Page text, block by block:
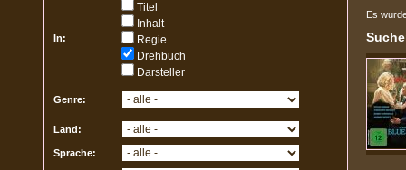
In:
Titel
Inhalt
Regie
Drehbuch
Darsteller
Genre:
Land:
Sprache:
Es